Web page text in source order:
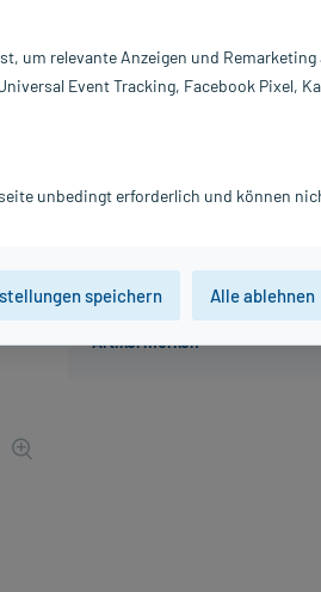
Hersteller:
um relevante Anzeigen und Remarketing
Event Tracking, Facebook Pixel,
unbedingt erforderlich und können
speichern Alle ablehnen